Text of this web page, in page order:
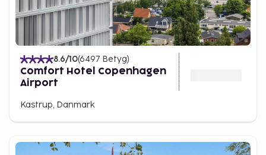
8.6/10(6497 Betyg)
Comfort Hotel Copenhagen
Airport
Kastrup, Danmark